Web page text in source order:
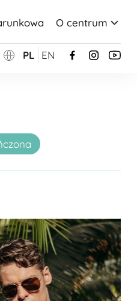
O centrum
PL EN